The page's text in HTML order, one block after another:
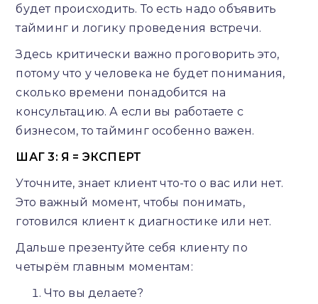
будет происходить. То есть надо объявить
тайминг и логику проведения встречи.
Здесь критически важно проговорить это,
потому что у человека не будет понимания,
сколько времени понадобится на
консультацию. А если вы работаете с
бизнесом, то тайминг особенно важен.
ШАГ 3: Я = ЭКСПЕРТ
Уточните, знает клиент что-то о вас или нет.
Это важный момент, чтобы понимать,
готовился клиент к диагностике или нет.
Дальше презентуйте себя клиенту по
четырём главным моментам:
Что вы делаете?